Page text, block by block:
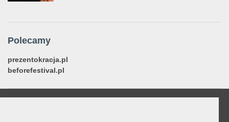
Polecamy
prezentokracja.pl
beforefestival.pl